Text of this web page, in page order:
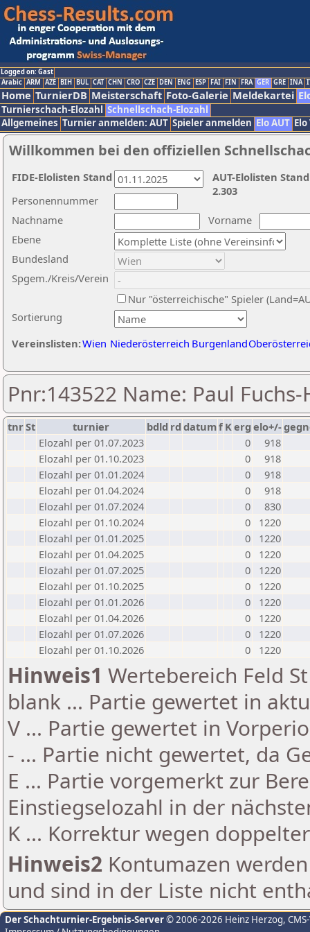
Logged on: Gast
Arabic ARM AZE BIH BUL CAT CHN CRO CZE DEN ENG ESP FAI FIN FRA GER GRE INA
Home TurnierDB Meisterschaft Foto-Galerie Meldekartei
Turnierschach-Elozahl Schnellschach-Elozahl
Allgemeines Turnier anmelden: AUT Spieler anmelden Elo AUT
Willkommen bei den offiziellen
Nachname
Vorname
Ebene
Sortierung
Personennummer
Bundesland
Spgem./Kreis/Verein
Nur "österreichische" Spieler
Vereinslisten:Wien Niederösterreich Burgenland
AUT-Elolisten
2.303
FIDE-Elolisten Stand
Pnr:143522 Name: Paul
tnrSt turnier bdld rd datumf Kerg elo+/-
Elozahl per 01.07.2023
0
918
Elozahl per 01.10.2023
0
918
Elozahl per 01.01.2024
0
918
Elozahl per 01.04.2024
0
918
Elozahl per 01.07.2024
0
830
Elozahl per 01.10.2024
0
1220
Elozahl per 01.01.2025
0
1220
Elozahl per 01.04.2025
0
1220
Elozahl per 01.07.2025
0
1220
Elozahl per 01.10.2025
0
1220
Elozahl per 01.01.2026
0
1220
Elozahl per 01.04.2026
0
1220
Elozahl per 01.07.2026
0
1220
Elozahl per 01.10.2026
0 1220
Hinweis1 Wertebereich Feld
blank ... Partie gewertet in
V ... Partie gewertet in
- ... Partie nicht gewertet, da
E ... Partie vorgemerkt zur
Einstiegselozahl in der
K ... Korrektur wegen
Hinweis2 Kontumazen
und sind in der Liste nicht
Der Schachturnier-Ergebnis-Server© 2006-2026 Heinz Herzog,